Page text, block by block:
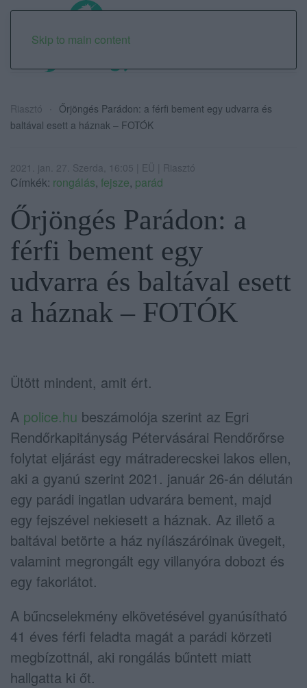
Skip to main content
Riasztó
Őrjöngés Parádon: a férfi bement egy udvarra és
baltával esett a háznak – FOTÓK
2021. jan. 27. Szerda, 16:05 | EÜ | Riasztó
Címkék: rongálás, fejsze, parád
Őrjöngés Parádon: a
férfi bement egy
udvarra és baltával esett
a háznak – FOTÓK
Ütött mindent, amit ért.
A police.hu beszámolója szerint az Egri
Rendőrkapitányság Pétervásárai Rendőrőrse
folytat eljárást egy mátraderecskei lakos ellen,
aki a gyanú szerint 2021. január 26-án délután
egy parádi ingatlan udvarára bement, majd
egy fejszével nekiesett a háznak. Az illető a
baltával betörte a ház nyílászáróinak üvegeit,
valamint megrongált egy villanyóra dobozt és
egy fakorlátot.
A bűncselekmény elkövetésével gyanúsítható
41 éves férfi feladta magát a parádi körzeti
megbízottnál, aki rongálás bűntett miatt
hallgatta ki őt.